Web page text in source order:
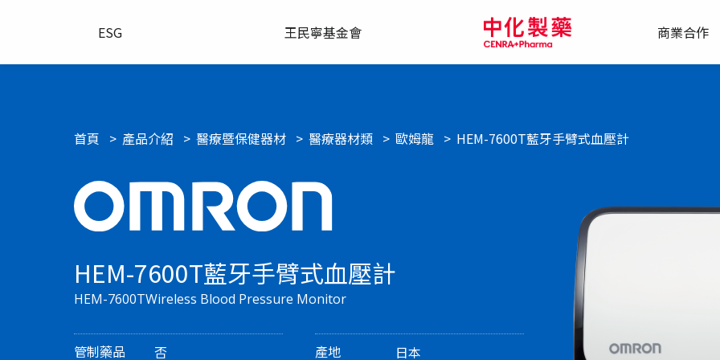
ESG 王民寧基金會 商業合作
首頁 產品介紹 醫療暨保健器材 醫療器材類 歐姆龍 HEM-7600T藍牙手臂式血壓計
HEM-7600T藍牙手臂式血壓計
HEM-7600TWireless Blood Pressure Monitor
管制藥品 否 產地 日本